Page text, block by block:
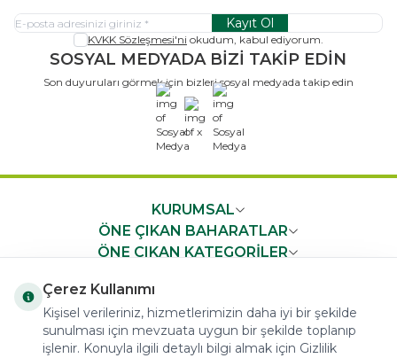
Kayıt Ol
KVKK Sözleşmesi'ni okudum, kabul ediyorum.
SOSYAL MEDYADA BİZİ TAKİP EDİN
Son duyuruları görmek için bizleri sosyal medyada takip edin
x
KURUMSAL
ÖNE ÇIKAN BAHARATLAR
ÖNE ÇIKAN KATEGORİLER
HIZLI ERİŞİM
Çerez Kullanımı
Kişisel verileriniz, hizmetlerimizin daha iyi bir şekilde
sunulması için mevzuata uygun bir şekilde toplanıp
işlenir. Konuyla ilgili detaylı bilgi almak için Gizlilik